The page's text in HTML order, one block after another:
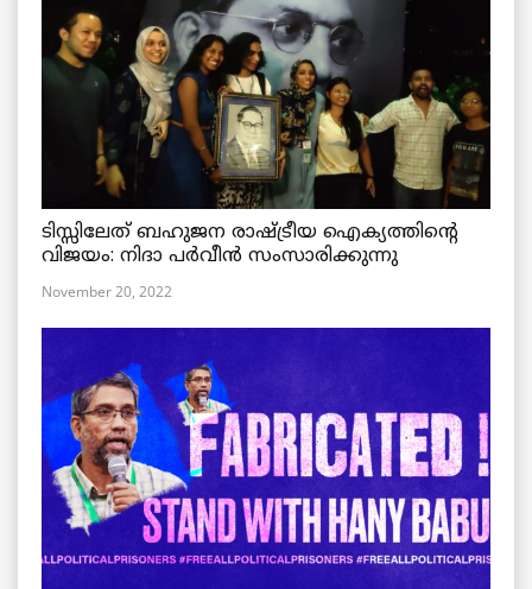
ടിസ്സിലേത് ബഹുജന രാഷ്ട്രീയ ഐക്യത്തിന്റെ
വിജയം: നിദാ പർവീൻ സംസാരിക്കുന്നു
November 20, 2022